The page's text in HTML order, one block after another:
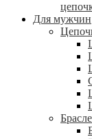
Для мужчин